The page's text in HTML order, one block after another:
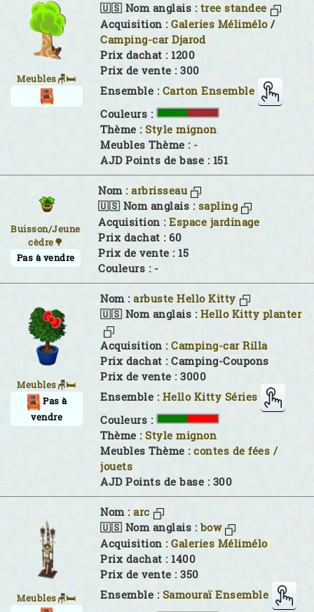
Meubles🪑🛏
🇺🇸 Nom anglais : tree standee
Acquisition : Galeries Mélimélo/
Camping-car Djarod
Prix dachat : 1200
Prix de vente : 300
Ensemble : Carton Ensemble
Couleurs :
Thème : Style mignon
Meubles Thème : -
AJD Points de base : 151
Buisson/Jeune
cèdre🌳
Pas à vendre
Nom : arbrisseau
🇺🇸 Nom anglais : sapling
Acquisition : Espace jardinage
Prix dachat : 60
Prix de vente : 15
Couleurs : -
Meubles🪑🛏
Pas à
vendre
Nom : arbuste Hello Kitty
🇺🇸 Nom anglais : Hello Kitty planter
Acquisition : Camping-car Rilla
Prix dachat : Camping-Coupons
Prix de vente : 3000
Ensemble : Hello Kitty Séries
Couleurs :
Thème : Style mignon
Meubles Thème : contes de fées /
jouets
AJD Points de base : 300
Meubles🪑🛏
Nom : arc
🇺🇸 Nom anglais : bow
Acquisition : Galeries Mélimélo
Prix dachat : 1400
Prix de vente : 350
Ensemble : Samouraï Ensemble